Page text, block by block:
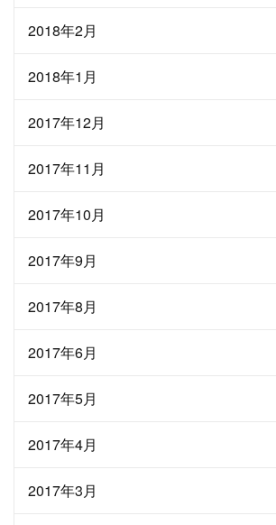
2018年2月
2018年1月
2017年12月
2017年11月
2017年10月
2017年9月
2017年8月
2017年6月
2017年5月
2017年4月
2017年3月